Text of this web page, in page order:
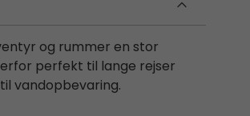
og rummer en stor
perfekt til lange rejser
vandopbevaring.